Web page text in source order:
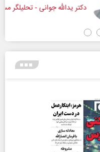
تحلیلگر مسائل سیاسی